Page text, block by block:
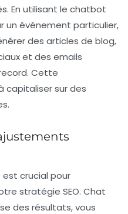
En utilisant le chatbot
un événement particulier,
des articles de blog,
et des emails
Cette
capitaliser sur des
est crucial pour
stratégie SEO. Chat
des résultats, vous